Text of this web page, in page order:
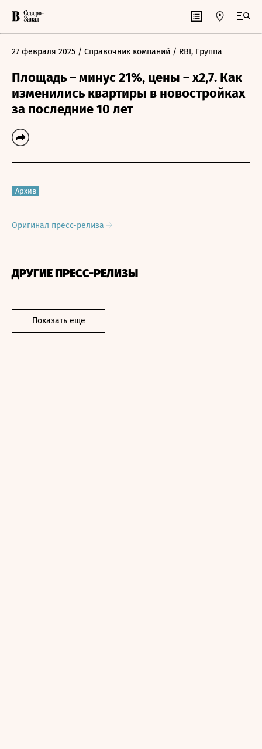
27 февраля 2025 / Справочник компаний / RBI, Группа
Площадь – минус 21%, цены – х2,7. Как
изменились квартиры в новостройках
за последние 10 лет
Архив
Оригинал пресс-релиза
ДРУГИЕ ПРЕСС-РЕЛИЗЫ
Показать еще